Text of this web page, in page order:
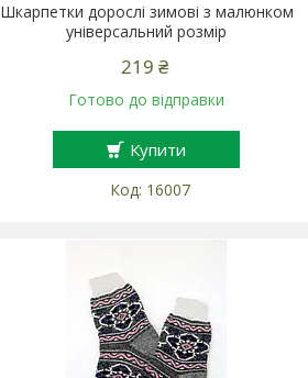
Шкарпетки дорослі зимові з малюнком
універсальний розмір
219 ₴
Готово до відправки
Купити
16007